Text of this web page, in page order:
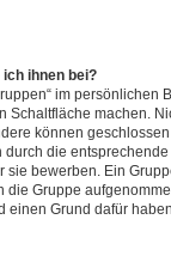
ihnen bei?
im persönlichen
Schaltfläche machen.
können
die
bewerben. Ein
Gruppe
einen Grund dafür